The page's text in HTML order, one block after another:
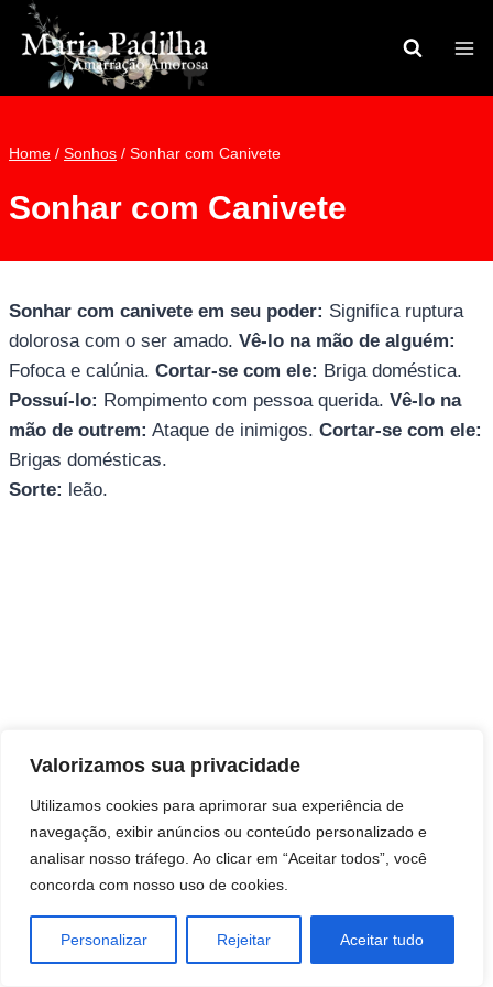
Valorizamos sua privacidade
Utilizamos cookies para aprimorar sua experiência de
navegação, exibir anúncios ou conteúdo personalizado e
analisar nosso tráfego. Ao clicar em “Aceitar todos”, você
concorda com nosso uso de cookies.
Personalizar Rejeitar Aceitar tudo
Pular
para
Conteúdo
Home / Sonhos / Sonhar com Canivete
Sonhar com Canivete
Sonhar com canivete em seu poder: Significa ruptura
dolorosa com o ser amado. Vê-lo na mão de alguém:
Fofoca e calúnia. Cortar-se com ele: Briga doméstica.
Possuí-lo: Rompimento com pessoa querida. Vê-lo na
mão de outrem: Ataque de inimigos. Cortar-se com ele:
Brigas domésticas.
Sorte: leão.
Consultas e trabalhos espirituais
Brasil - Santa Catarina - São José